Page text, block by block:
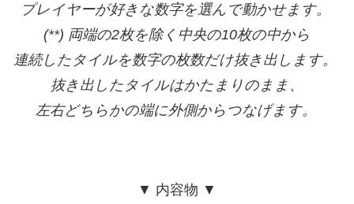
プレイヤーが好きな数字を選んで動かせます。
(**) 両端の2枚を除く中央の10枚の中から
連続したタイルを数字の枚数だけ抜き出します。
抜き出したタイルはかたまりのまま、
左右どちらかの端に外側からつなげます。
▼ 内容物 ▼